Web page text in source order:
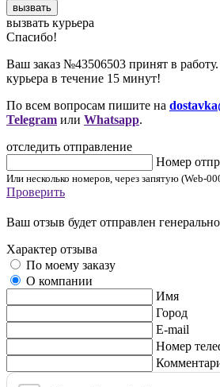
вызвать
вызвать курьера
Cпасибо!
Ваш заказ №43506503 принят в
курьера в течение 15 минут!
По всем вопросам пишите на
Telegram или Whatsapp.
отследить отправление
Номер
Или несколько номеров, через запятую (Web-
Проверить
Ваш отзыв будет отправлен
Характер отзыва
По моему заказу
О компании
Имя
Город
E-mail
Номер